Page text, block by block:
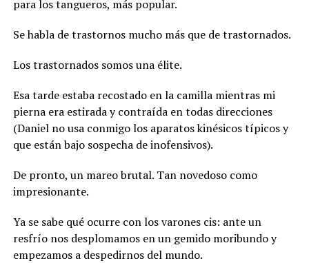
para los tangueros, más popular.
Se habla de trastornos mucho más que de trastornados.
Los trastornados somos una élite.
Esa tarde estaba recostado en la camilla mientras mi
pierna era estirada y contraída en todas direcciones
(Daniel no usa conmigo los aparatos kinésicos típicos y
que están bajo sospecha de inofensivos).
De pronto, un mareo brutal. Tan novedoso como
impresionante.
Ya se sabe qué ocurre con los varones cis: ante un
resfrío nos desplomamos en un gemido moribundo y
empezamos a despedirnos del mundo.